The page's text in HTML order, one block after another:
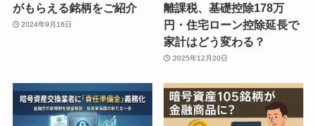
がもらえる銘柄をご紹介
2024年9月16日
離課税、基礎控除178万
円・住宅ローン控除延長で
家計はどう変わる？
2025年12月20日